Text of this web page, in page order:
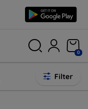
0
Filter